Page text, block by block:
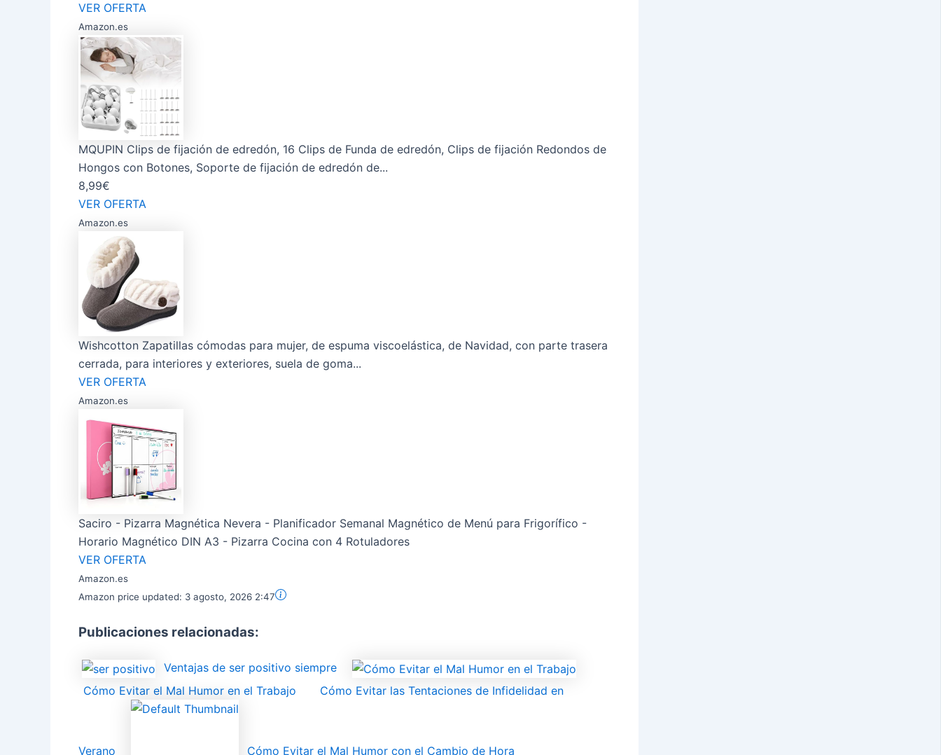
VER OFERTA
Amazon.es
MQUPIN Clips de fijación de edredón, 16 Clips de Funda de edredón, Clips de fijación Redondos de
Hongos con Botones, Soporte de fijación de edredón de...
8,99€
VER OFERTA
Amazon.es
Wishcotton Zapatillas cómodas para mujer, de espuma viscoelástica, de Navidad, con parte trasera
cerrada, para interiores y exteriores, suela de goma...
VER OFERTA
Amazon.es
Saciro - Pizarra Magnética Nevera - Planificador Semanal Magnético de Menú para Frigorífico -
Horario Magnético DIN A3 - Pizarra Cocina con 4 Rotuladores
VER OFERTA
Amazon.es
Amazon price updated: 3 agosto, 2026 2:47
Publicaciones relacionadas:
Ventajas de ser positivo siempre
Cómo Evitar el Mal Humor en el Trabajo
Cómo Evitar las Tentaciones de Infidelidad en
Verano Cómo Evitar el Mal Humor con el Cambio de Hora